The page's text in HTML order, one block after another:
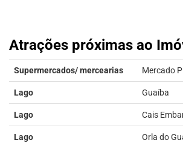
Atrações próximas ao
Supermercados/ mercearias Mercado
Lago Guaíba
Lago Cais
Lago Orla do